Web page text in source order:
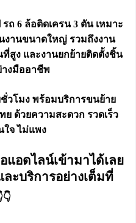
รถ 6 ล้อติดเครน 3 ตัน เหมาะ
งานขนาดใหญ่ รวมถึงงาน
สูง และงานยกย้ายติดตั้งชิ้น
างมืออาชีพ
วโมง พร้อมบริการขนย้าย
ด้วยความสะดวก รวดเร็ว
จ ไม่แพง
อดไลน์เข้ามาได้เลย
ะบริการอย่างเต็มที่